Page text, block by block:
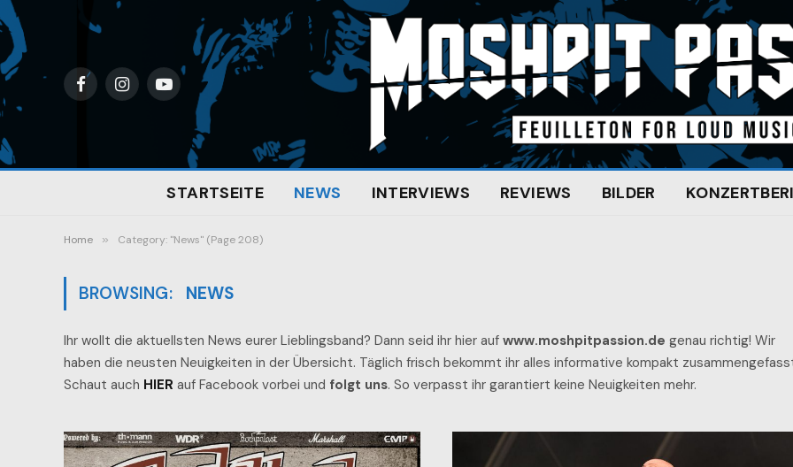
FacebookInstagramYouTube
STARTSEITE NEWS INTERVIEWS REVIEWS BILDER
Home » Category: "News" (Page 208)
BROWSING: NEWS
Ihr wollt die aktuellsten News eurer Lieblingsband? Dann seid ihr hier auf www.moshpitpassion.de genau richtig! Wir
haben die neusten Neuigkeiten in der Übersicht. Täglich frisch bekommt ihr alles informative kompakt
Schaut auch HIER auf Facebook vorbei und folgt uns. So verpasst ihr garantiert keine Neuigkeiten mehr.